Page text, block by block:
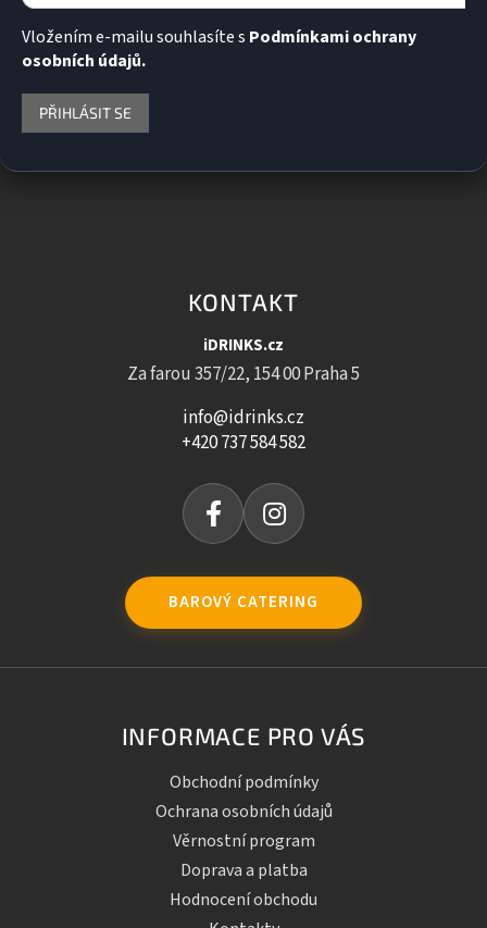
Vložením e-mailu souhlasíte s Podmínkami ochrany
osobních údajů.
PŘIHLÁSIT SE
KONTAKT
iDRINKS.cz
Za farou 357/22, 154 00 Praha 5
info@idrinks.cz
+420 737 584 582
BAROVÝ CATERING
INFORMACE PRO VÁS
Obchodní podmínky
Ochrana osobních údajů
Věrnostní program
Doprava a platba
Hodnocení obchodu